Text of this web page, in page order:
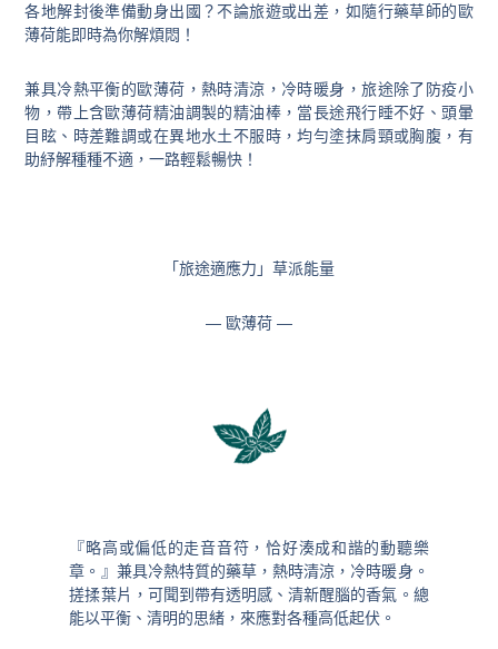
各地解封後準備動身出國？不論旅遊或出差，如隨行藥草師的歐
薄荷能即時為你解煩悶！
兼具冷熱平衡的歐薄荷，熱時清涼，冷時暖身，旅途除了防疫小
物，帶上含歐薄荷精油調製的精油棒，當長途飛行睡不好、頭暈
目眩、時差難調或在異地水土不服時，均勻塗抹肩頸或胸腹，有
助紓解種種不適，一路輕鬆暢快！
「旅途適應力」草派能量
— 歐薄荷 —
『略高或偏低的走音音符，恰好湊成和諧的動聽樂
章。』兼具冷熱特質的藥草，熱時清涼，冷時暖身。
搓揉葉片，可聞到帶有透明感、清新醒腦的香氣。總
能以平衡、清明的思緒，來應對各種高低起伏。